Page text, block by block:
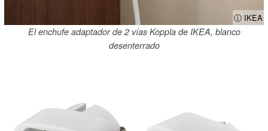
ⓘ IKEA
El enchufe adaptador de 2 vías Koppla de IKEA, blanco
desenterrado